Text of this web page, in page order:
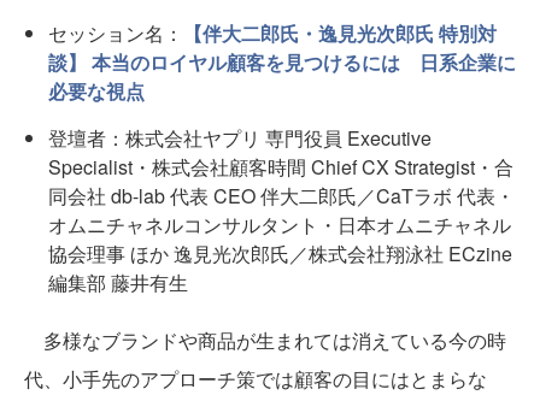
セッション名：
【伴大二郎氏・逸見光次郎氏 特別対
談】 本当のロイヤル顧客を見つけるには 日系企業に
必要な視点
登壇者：株式会社ヤプリ 専門役員 Executive
Specialist・株式会社顧客時間 Chief CX Strategist・合
同会社 db-lab 代表 CEO 伴大二郎氏／CaTラボ 代表・
オムニチャネルコンサルタント・日本オムニチャネル
協会理事 ほか 逸見光次郎氏／株式会社翔泳社 ECzine
編集部 藤井有生
多様なブランドや商品が生まれては消えている今の時
代、小手先のアプローチ策では顧客の目にはとまらな